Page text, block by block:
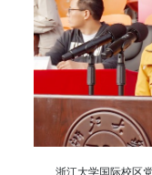
浙江大学国际校区